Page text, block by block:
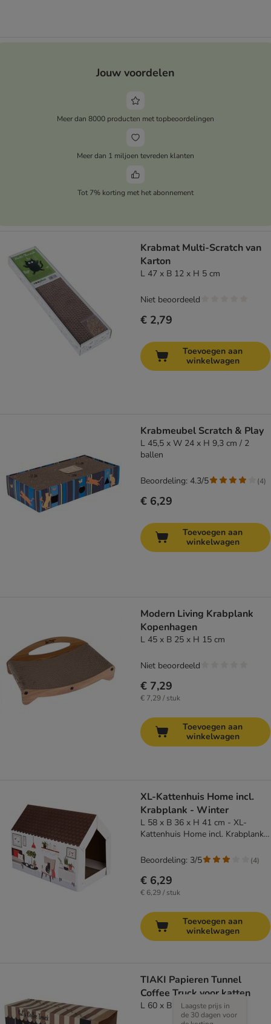
Jouw voordelen
Meer dan 8000 producten met topbeoordelingen
Meer dan 1 miljoen tevreden klanten
Tot 7% korting met het abonnement
Krabmat Multi-Scratch van
Karton
L 47 x B 12 x H 5 cm
€ 2,79
Niet beoordeeld
Toevoegen aan
winkelwagen
Krabmeubel Scratch & Play
L 45,5 x W 24 x H 9,3 cm / 2
ballen
€ 6,29
Beoordeling: 4.3/5 (4)
Toevoegen aan
winkelwagen
Modern Living Krabplank
Kopenhagen
L 45 x B 25 x H 15 cm
€ 7,29
€ 7,29 / stuk
Niet beoordeeld
Toevoegen aan
winkelwagen
XL-Kattenhuis Home incl.
Krabplank - Winter
L 58 x B 36 x H 41 cm - XL-
Kattenhuis Home incl. Krabplank -
€ 6,29
€ 6,29 / stuk
Beoordeling: 3/5 (4)
Toevoegen aan
winkelwagen
TIAKI Papieren Tunnel
Coffee Truck voor katten
L 60 x B 22 x H 27 cm
Laagste prijs in
de 30 dagen voor